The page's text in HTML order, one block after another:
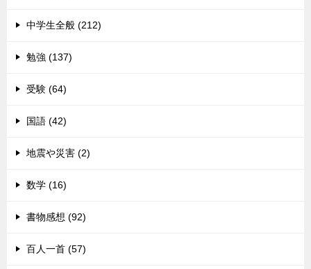
中学生全般 (212)
勉強 (137)
受験 (64)
国語 (42)
地震や災害 (2)
数学 (16)
書物感想 (92)
百人一首 (57)